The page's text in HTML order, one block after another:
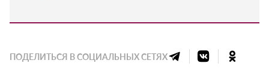
ПОДЕЛИТЬСЯ В СОЦИАЛЬНЫХ СЕТЯХ